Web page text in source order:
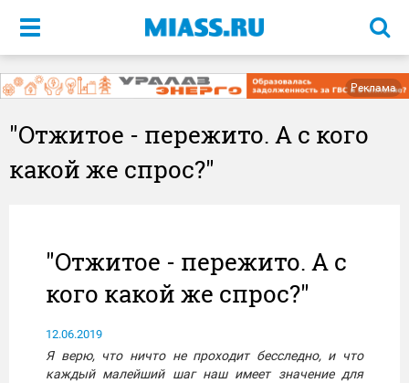
Меню
Реклама
"Отжитое - пережито. А с кого
какой же спрос?"
"Отжитое - пережито. А с
кого какой же спрос?"
12.06.2019
Я верю, что ничто не проходит бесследно, и что
каждый малейший шаг наш имеет значение для